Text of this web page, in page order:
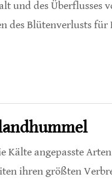
und des Überflusses
des Blütenverlusts
Kälte angepasste
ihren größten